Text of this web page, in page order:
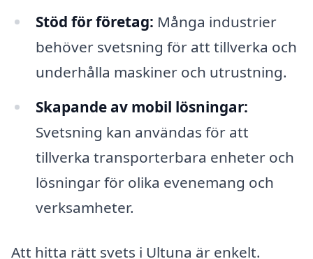
Stöd för företag: Många industrier
behöver svetsning för att tillverka och
underhålla maskiner och utrustning.
Skapande av mobil lösningar:
Svetsning kan användas för att
tillverka transporterbara enheter och
lösningar för olika evenemang och
verksamheter.
Att hitta rätt svets i Ultuna är enkelt.